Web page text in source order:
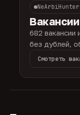
NeArbiHunter
682 вакансии
без дублей,
Смотреть